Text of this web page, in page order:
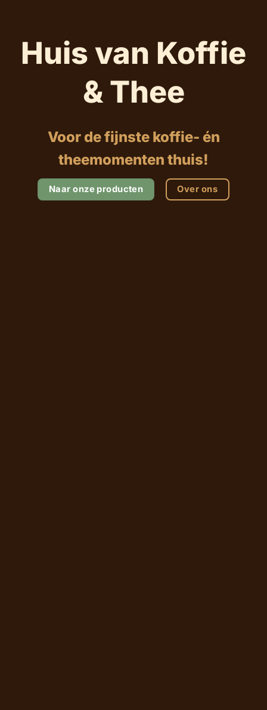
Huis van Koffie
& Thee
Voor de fijnste koffie- én
theemomenten thuis!
Naar onze producten Over ons